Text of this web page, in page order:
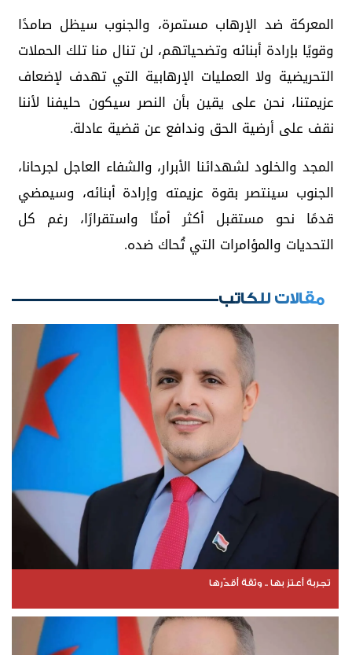
المعركة ضد الإرهاب مستمرة، والجنوب سيظل صامدًا
وقويًا بإرادة أبنائه وتضحياتهم، لن تنال منا تلك الحملات
التحريضية ولا العمليات الإرهابية التي تهدف لإضعاف
عزيمتنا، نحن على يقين بأن النصر سيكون حليفنا لأننا
نقف على أرضية الحق وندافع عن قضية عادلة.
المجد والخلود لشهدائنا الأبرار، والشفاء العاجل لجرحانا،
الجنوب سينتصر بقوة عزيمته وإرادة أبنائه، وسيمضي
قدمًا نحو مستقبل أكثر أمنًا واستقرارًا، رغم كل
التحديات والمؤامرات التي تُحاك ضده.
مقالات للكاتب
تجربة أعتز بها .. وثقة أقدّرها